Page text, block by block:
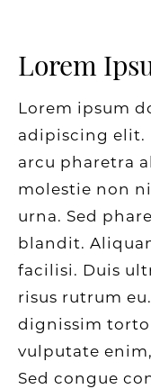
Lorem
Lorem ipsum
adipiscing elit.
arcu pharetra
molestie non
urna. Sed
blandit.
facilisi. Duis
risus rutrum
dignissim
vulputate
Sed congue